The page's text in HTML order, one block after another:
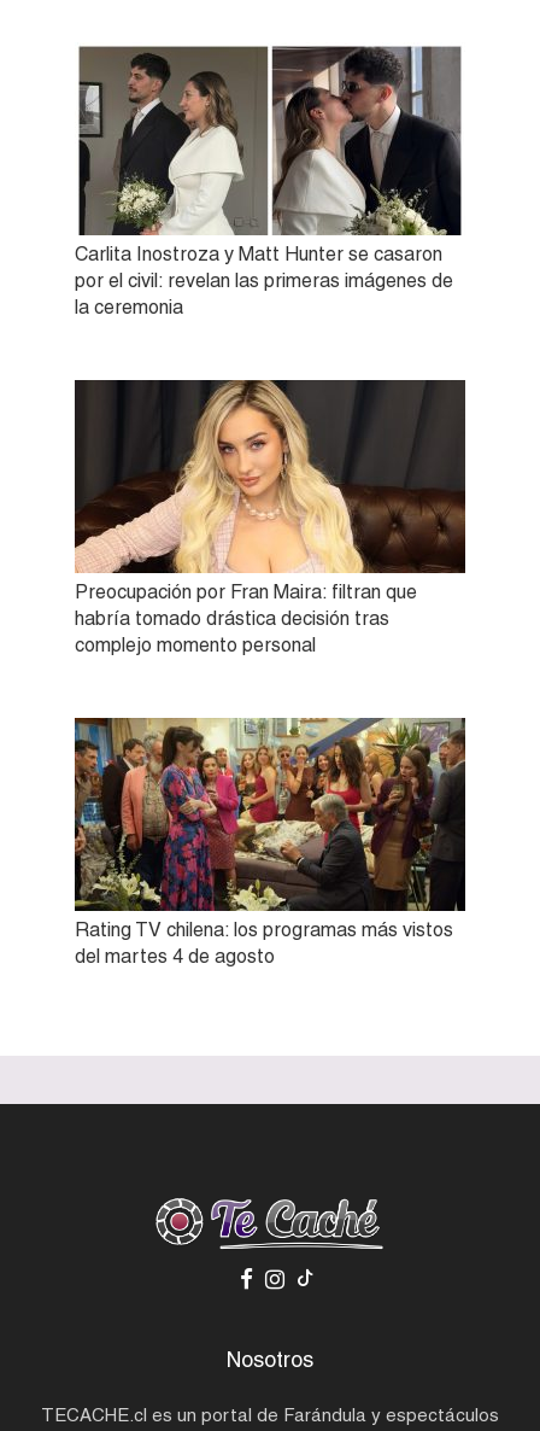
Carlita Inostroza y Matt Hunter se casaron
por el civil: revelan las primeras imágenes de
la ceremonia
Preocupación por Fran Maira: filtran que
habría tomado drástica decisión tras
complejo momento personal
Rating TV chilena: los programas más vistos
del martes 4 de agosto
Nosotros
TECACHE.cl es un portal de Farándula y espectáculos